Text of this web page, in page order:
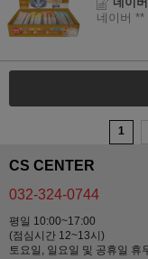
네이
네이버 **
1
CS CENTER
032-324-0744
평일 10:00~17:00
(점심시간 12~13시)
토요일, 일요일 및 공휴일 휴